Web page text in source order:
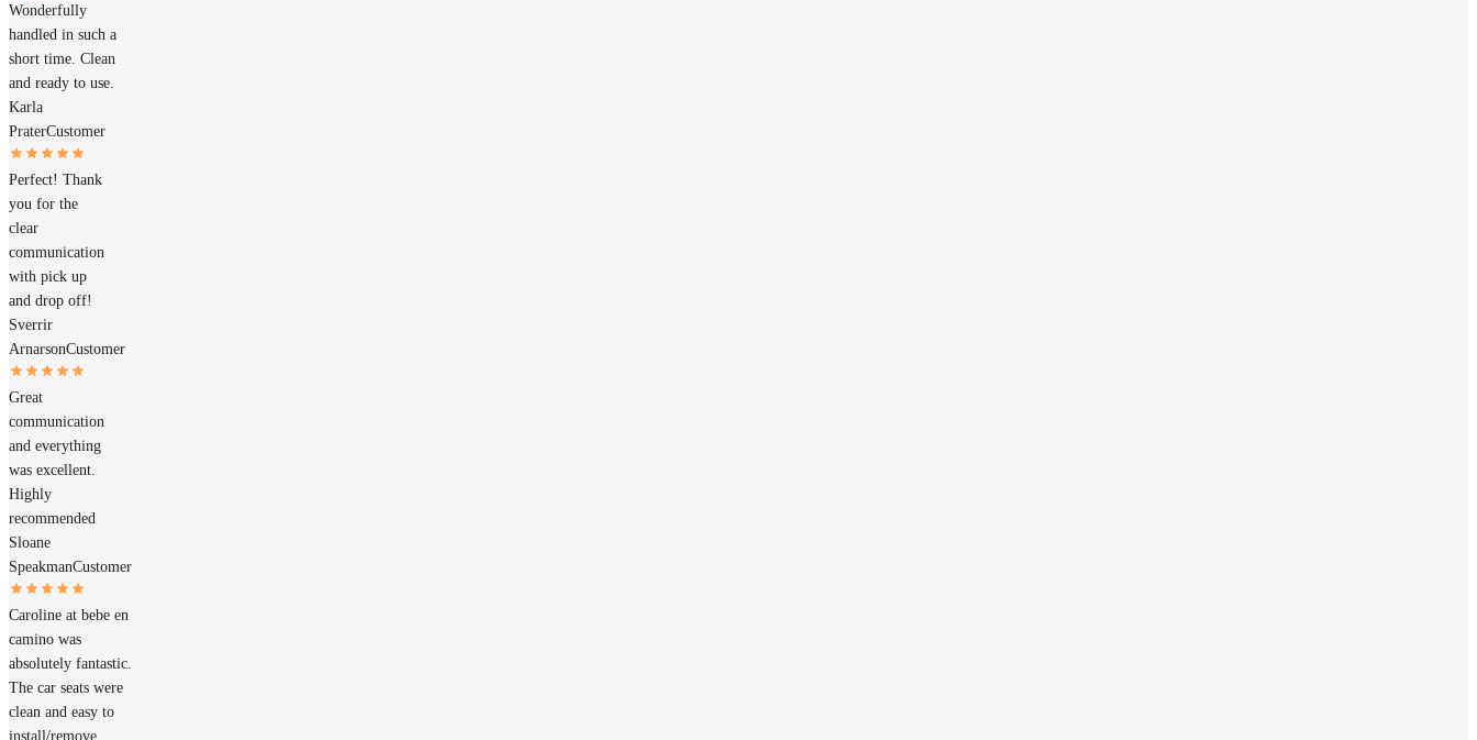
Wonderfully
handled in such a
short time. Clean
and ready to use.
Karla
PraterCustomer
Perfect! Thank
you for the
clear
communication
with pick up
and drop off!
Sverrir
ArnarsonCustomer
Great
communication
and everything
was excellent.
Highly
recommended
Sloane
SpeakmanCustomer
Caroline at bebe en
camino was
absolutely fantastic.
The car seats were
clean and easy to
install/remove